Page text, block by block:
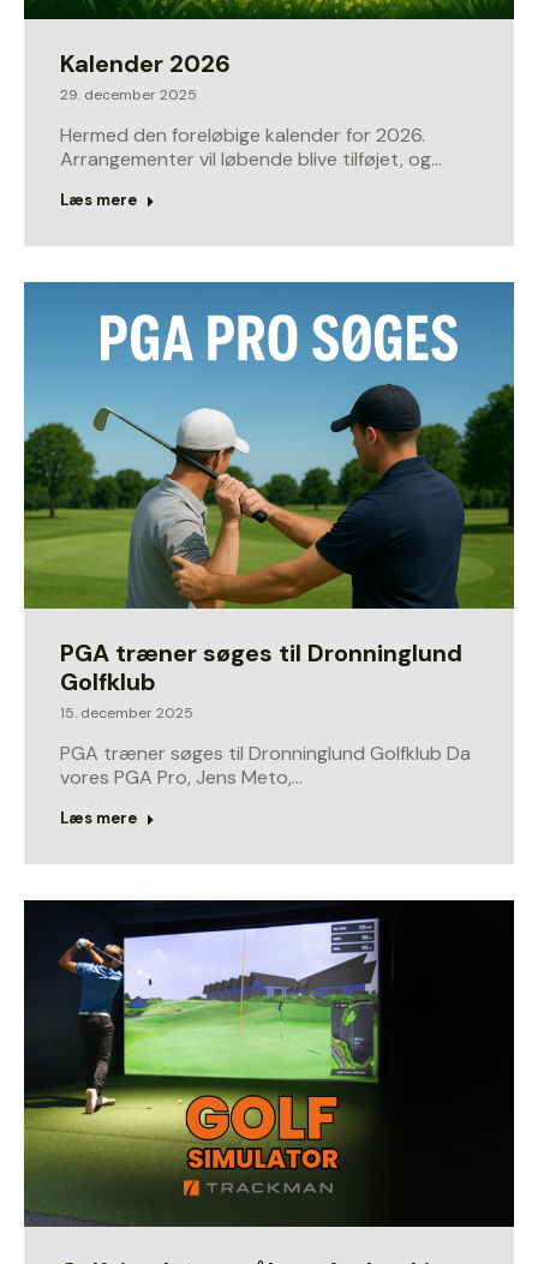
Kalender 2026
29. december 2025
Hermed den foreløbige kalender for 2026.
Arrangementer vil løbende blive tilføjet, og…
Læs mere
PGA træner søges til Dronninglund
Golfklub
15. december 2025
PGA træner søges til Dronninglund Golfklub Da
vores PGA Pro, Jens Meto,…
Læs mere